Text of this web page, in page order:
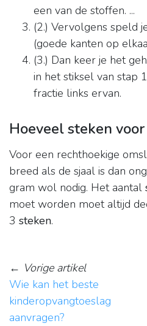
een van de stoffen. ...
(2.) Vervolgens speld
(goede kanten op
(3.) Dan keer je het
in het stiksel van stap
fractie links ervan.
Hoeveel steken
Voor een rechthoekige
breed als de sjaal is dan
gram wol nodig. Het aantal
moet worden moet altijd
3 steken.
← Vorige artikel
Wie kan het beste
kinderopvangtoeslag
aanvragen?